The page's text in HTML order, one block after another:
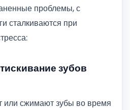
проблемы, с
сталкиваются при
зубов
или сжимают зубы во время